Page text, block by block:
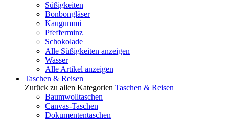
Süßigkeiten
Bonbongläser
Kaugummi
Pfefferminz
Schokolade
Alle Süßigkeiten anzeigen
Wasser
Alle Artikel anzeigen
Taschen & Reisen
Zurück zu allen Kategorien Taschen & Reisen
Baumwolltaschen
Canvas-Taschen
Dokumententaschen